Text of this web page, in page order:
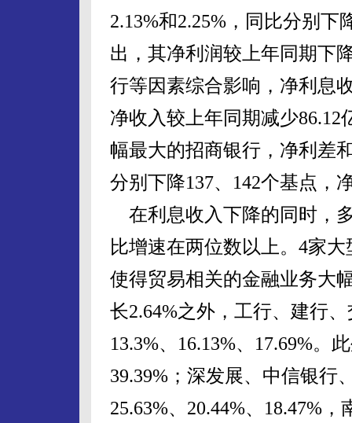
2.13%和2.25%，同比分别
出，其净利润较上年同期下
行等因素综合影响，净利息
净收入较上年同期减少
幅最大的招商银行，净利差
分别下降137、142个基点，
在利息收入下降的同时，
比增速在两位数以上。4家
使得贸易相关的金融业务大
长2.64%之外，工行、建行
13.3%、16.13%、17.69%。
39.39%；深发展、中信银行
25.63%、20.44%、18.47%